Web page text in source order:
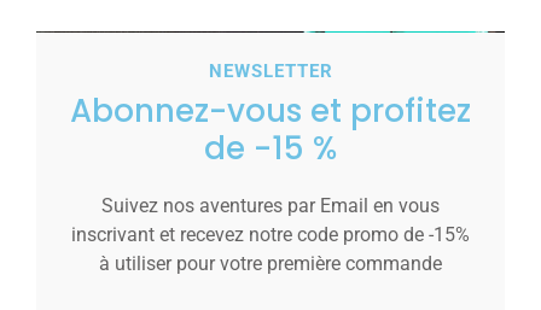
NEWSLETTER
Abonnez-vous et profitez
de -15 %
Suivez nos aventures par Email en vous
inscrivant et recevez notre code promo de -15%
à utiliser pour votre première commande